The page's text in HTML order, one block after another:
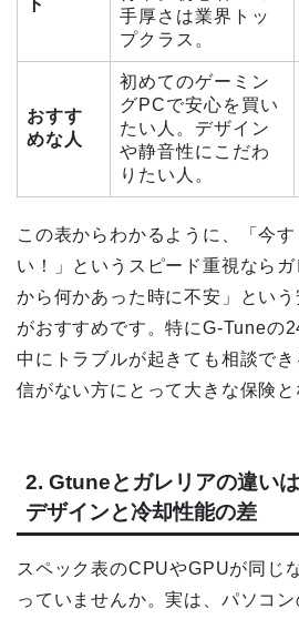
ト
手厚さは業界トッ
プクラス。
おすす
めな人
初めてのゲーミン
グPCで安心を買い
たい人。デザイン
や静音性にこだわ
りたい人。
この表からわかるように、「今
い！」というスピード重視なら
から何かあった時に不安」とい
がおすすめです。特にG-Tuneの
中にトラブルが起きても相談で
信がない方にとって大きな保険と
2. Gtuneとガレリアの違い
デザインと冷却性能の差
スペック表のCPUやGPUが同じ
っていませんか。実は、パソコ